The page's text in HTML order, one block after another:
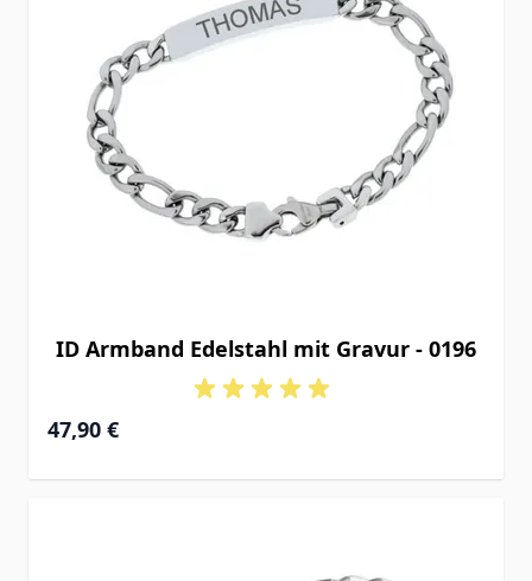
ID Armband Edelstahl mit Gravur - 0196
47,90 €